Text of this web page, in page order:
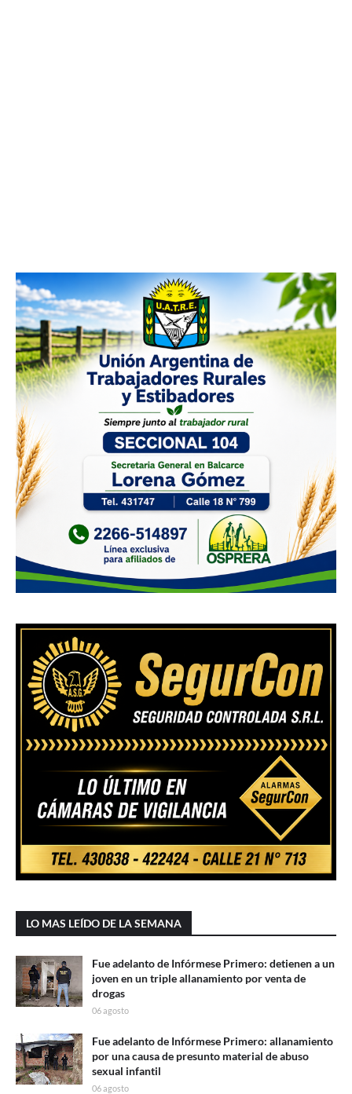
LO MAS LEÍDO DE LA SEMANA
Fue adelanto de Infórmese Primero: detienen a un
joven en un triple allanamiento por venta de
drogas
06 agosto
Fue adelanto de Infórmese Primero: allanamiento
por una causa de presunto material de abuso
sexual infantil
06 agosto